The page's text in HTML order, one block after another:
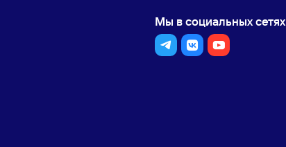
Мы в социальных сетях